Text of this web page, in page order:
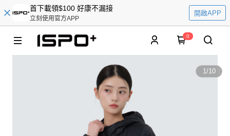
首下載領$100 好康不漏接
立刻使用官方APP
開啟APP
0
1/10